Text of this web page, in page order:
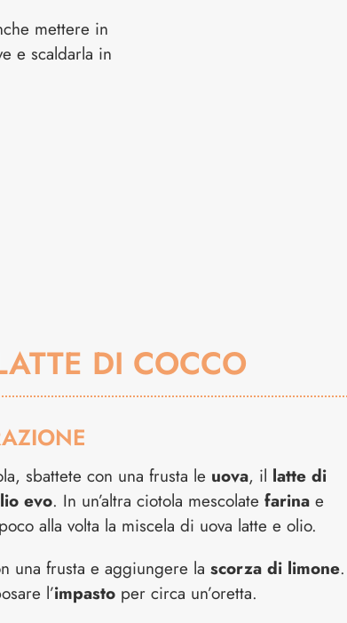
mettere in
e scaldarla in
DI COCCO
sbattete con una frusta le uova, il latte di
evo. In un’altra ciotola mescolate farinae
alla volta la miscela di uova latte e olio.
una frusta e aggiungere la scorza di limone.
l’impastoper circa un’oretta.